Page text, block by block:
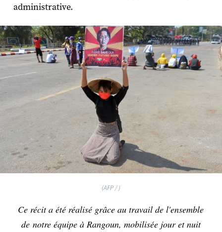
administrative.
(AFP / )
Ce récit a été réalisé grâce au travail de l'ensemble
de notre équipe à Rangoun, mobilisée jour et nuit